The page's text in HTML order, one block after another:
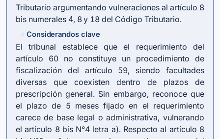
Tributario argumentando vulneraciones al artículo 8
bis numerales 4, 8 y 18 del Código Tributario.
Considerandos clave
El tribunal establece que el requerimiento del
artículo 60 no constituye un procedimiento de
fiscalización del artículo 59, siendo facultades
diversas que coexisten dentro de plazos de
prescripción general. Sin embargo, reconoce que
el plazo de 5 meses fijado en el requerimiento
carece de base legal o administrativa, vulnerando
el artículo 8 bis N°4 letra a). Respecto al artículo 8